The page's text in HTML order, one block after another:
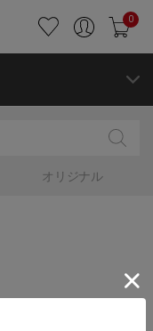
0
オリジナル